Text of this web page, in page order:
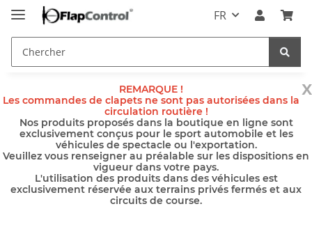
FR
x
REMARQUE !
Les commandes de clapets ne sont pas autorisées dans la
circulation routière !
Nos produits proposés dans la boutique en ligne sont
exclusivement conçus pour le sport automobile et les
véhicules de spectacle ou l'exportation.
Veuillez vous renseigner au préalable sur les dispositions en
vigueur dans votre pays.
L'utilisation des produits dans des véhicules est
exclusivement réservée aux terrains privés fermés et aux
circuits de course.